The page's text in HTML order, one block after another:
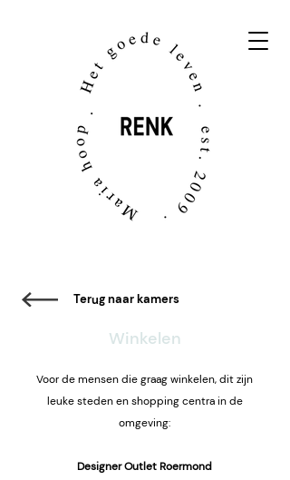
Terug naar kamers
Winkelen
Voor de mensen die graag winkelen, dit zijn
leuke steden en shopping centra in de
omgeving:
Designer Outlet Roermond